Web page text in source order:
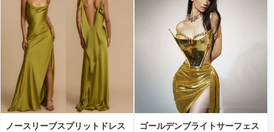
ノースリーブスプリットドレス
ゴールデンブライトサーフェス